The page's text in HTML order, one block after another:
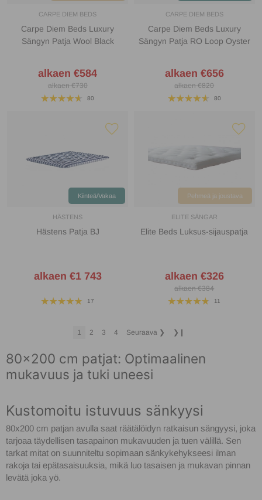
CARPE DIEM BEDS
Carpe Diem Beds Luxury
Sängyn Patja Wool Black
alkaen €584
alkaen €730
80
CARPE DIEM BEDS
Carpe Diem Beds Luxury
Sängyn Patja RO Loop Oyster
alkaen €656
alkaen €820
80
Kiinteä/Vakaa
HÄSTENS
Hästens Patja BJ
alkaen €1 743
17
Pehmeä ja joustava
ELITE SÄNGAR
Elite Beds Luksus-sijauspatja
alkaen €326
alkaen €384
11
1 2 3 4 Seuraava ❯ ❯❙
80x200 cm patjat: Optimaalinen
mukavuus ja tuki uneesi
Kustomoitu istuvuus sänkyysi
80x200 cm patjan avulla saat räätälöidyn ratkaisun sängyysi, joka
tarjoaa täydellisen tasapainon mukavuuden ja tuen välillä. Sen
tarkat mitat on suunniteltu sopimaan sänkykehykseesi ilman
rakoja tai epätasaisuuksia, mikä luo tasaisen ja mukavan pinnan
levätä joka yö.